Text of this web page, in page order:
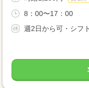
8：00〜17：00
週2日から可・シフ